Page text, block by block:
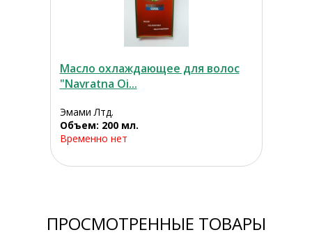
Масло охлаждающее для волос
"Navratna Oi...
Эмами Лтд.
Объем: 200 мл.
Временно нет
ПРОСМОТРЕННЫЕ ТОВАРЫ